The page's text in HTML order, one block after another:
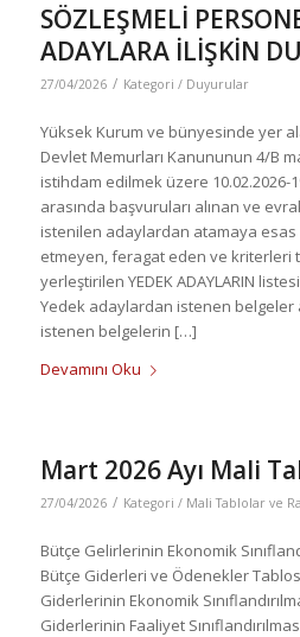
SÖZLEŞMELİ
ADAYLARA İLİŞKİN
27/04/2026 / Kategori / Duyurular
Yüksek Kurum ve bünyesinde yer
Devlet Memurları Kanununun 4/B
istihdam edilmek üzere 10.02.2026-
arasında başvuruları alınan ve
istenilen adaylardan atamaya
etmeyen, feragat eden ve kriterleri
yerleştirilen YEDEK ADAYLARIN
Yedek adaylardan istenen belgeler
istenen belgelerin […]
Devamını Oku
Mart 2026 Ayı Mali
27/04/2026 / Kategori / Mali Tablolar ve
Bütçe Gelirlerinin Ekonomik
Bütçe Giderleri ve Ödenekler
Giderlerinin Ekonomik
Giderlerinin Faaliyet